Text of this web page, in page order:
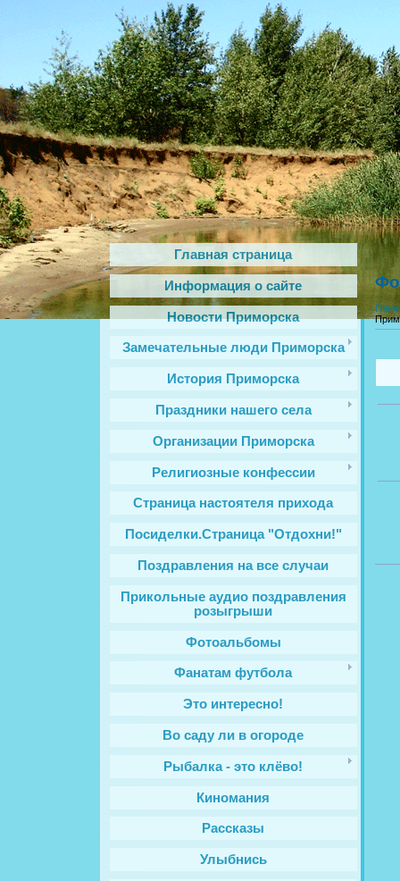
Главная страница
Информация о сайте
Новости Приморска
Замечательные люди Приморска
История Приморска
Праздники нашего села
Организации Приморска
Религиозные конфессии
Cтраница настоятеля прихода
Посиделки.Страница "Отдохни!"
Поздравления на все случаи
Прикольные аудио поздравления
розыгрыши
Фотоальбомы
Фанатам футбола
Это интересно!
Во саду ли в огороде
Рыбалка - это клёво!
Киномания
Рассказы
Улыбнись